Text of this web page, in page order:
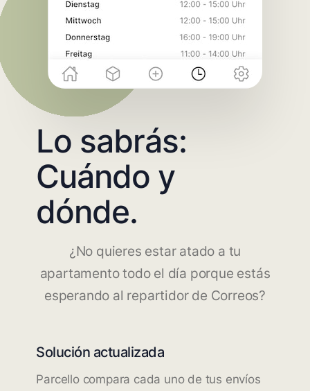
Lo sabrás:
Cuándo y
dónde.
¿No quieres estar atado a tu
apartamento todo el día porque estás
esperando al repartidor de Correos?
Solución actualizada
Parcello compara cada uno de tus envíos